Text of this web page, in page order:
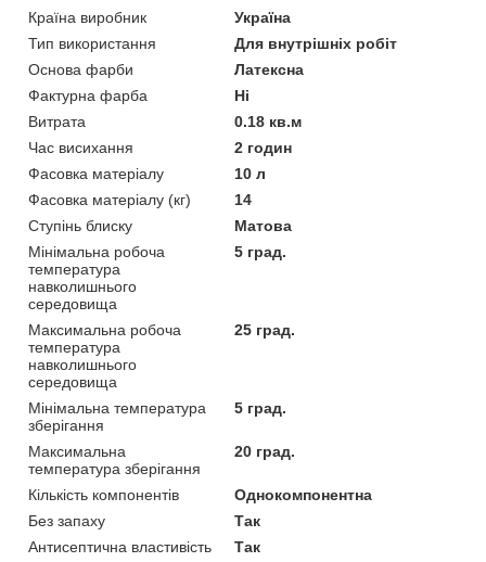
Країна виробник
Україна
Тип використання
Для внутрішніх робіт
Основа фарби
Латексна
Фактурна фарба
Ні
Витрата
0.18 кв.м
Час висихання
2 годин
Фасовка матеріалу
10 л
Фасовка матеріалу (кг)
14
Ступінь блиску
Матова
Мінімальна робоча
температура
навколишнього
середовища
5 град.
Максимальна робоча
температура
навколишнього
середовища
25 град.
Мінімальна температура
зберігання
5 град.
Максимальна
температура зберігання
20 град.
Кількість компонентів
Однокомпонентна
Без запаху
Так
Антисептична властивість
Так